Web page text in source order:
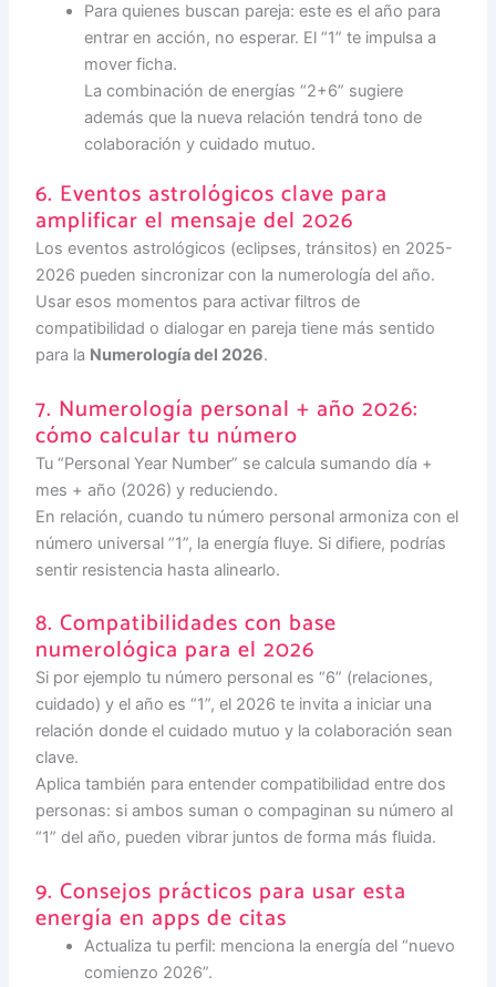
Para quienes buscan pareja: este es el año para
entrar en acción, no esperar. El “1” te impulsa a
mover ficha.
La combinación de energías “2+6” sugiere
además que la nueva relación tendrá tono de
colaboración y cuidado mutuo.
6. Eventos astrológicos clave para
amplificar el mensaje del 2026
Los eventos astrológicos (eclipses, tránsitos) en 2025-
2026 pueden sincronizar con la numerología del año.
Usar esos momentos para activar filtros de
compatibilidad o dialogar en pareja tiene más sentido
para la Numerología del 2026.
7. Numerología personal + año 2026:
cómo calcular tu número
Tu “Personal Year Number” se calcula sumando día +
mes + año (2026) y reduciendo.
En relación, cuando tu número personal armoniza con el
número universal “1”, la energía fluye. Si difiere, podrías
sentir resistencia hasta alinearlo.
8. Compatibilidades con base
numerológica para el 2026
Si por ejemplo tu número personal es “6” (relaciones,
cuidado) y el año es “1”, el 2026 te invita a iniciar una
relación donde el cuidado mutuo y la colaboración sean
clave.
Aplica también para entender compatibilidad entre dos
personas: si ambos suman o compaginan su número al
“1” del año, pueden vibrar juntos de forma más fluida.
9. Consejos prácticos para usar esta
energía en apps de citas
Actualiza tu perfil: menciona la energía del “nuevo
comienzo 2026”.